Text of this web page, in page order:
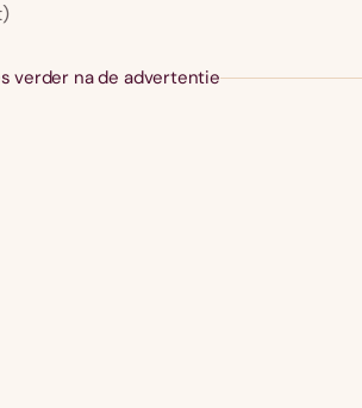
verder na de advertentie